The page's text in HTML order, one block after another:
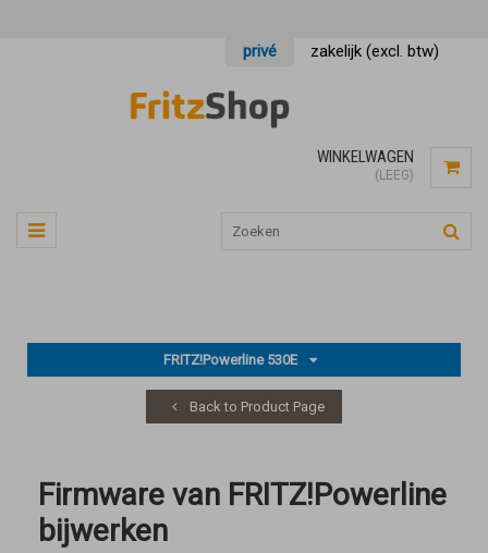
privé zakelijk (excl. btw)
WINKELWAGEN
(LEEG)
FRITZ!Powerline 530E
Back to Product Page
Firmware van FRITZ!Powerline
bijwerken